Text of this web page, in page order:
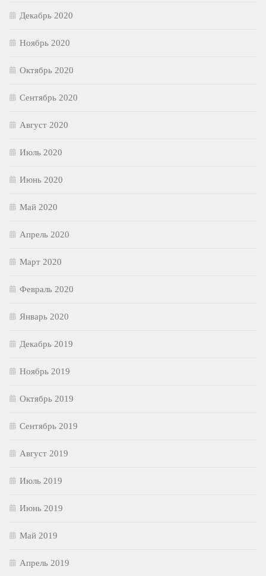
Декабрь 2020
Ноябрь 2020
Октябрь 2020
Сентябрь 2020
Август 2020
Июль 2020
Июнь 2020
Май 2020
Апрель 2020
Март 2020
Февраль 2020
Январь 2020
Декабрь 2019
Ноябрь 2019
Октябрь 2019
Сентябрь 2019
Август 2019
Июль 2019
Июнь 2019
Май 2019
Апрель 2019